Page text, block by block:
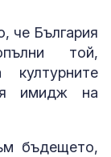
че България
той,
културните
имидж на
бъдещето,